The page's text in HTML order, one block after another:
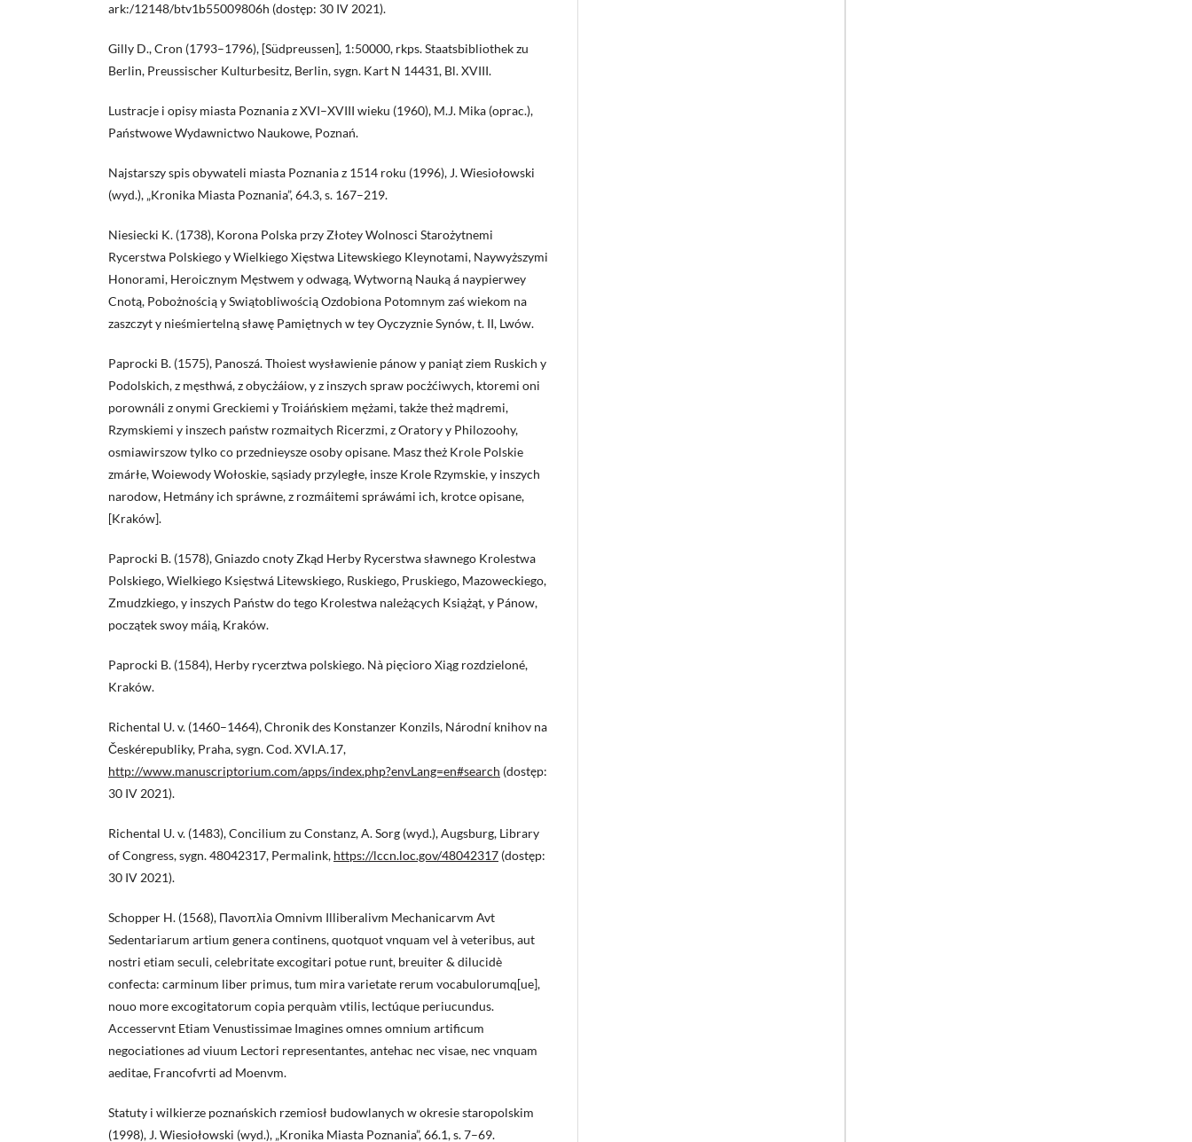
ark:/12148/btv1b55009806h (dostęp: 30 IV 2021).
Gilly D., Cron (1793–1796), [Südpreussen], 1:50000, rkps. Staatsbibliothek zu
Berlin, Preussischer Kulturbesitz, Berlin, sygn. Kart N 14431, Bl. XVIII.
Lustracje i opisy miasta Poznania z XVI–XVIII wieku (1960), M.J. Mika (oprac.),
Państwowe Wydawnictwo Naukowe, Poznań.
Najstarszy spis obywateli miasta Poznania z 1514 roku (1996), J. Wiesiołowski
(wyd.), „Kronika Miasta Poznania”, 64.3, s. 167–219.
Niesiecki K. (1738), Korona Polska przy Złotey Wolnosci Starożytnemi
Rycerstwa Polskiego y Wielkiego Xięstwa Litewskiego Kleynotami, Naywyższymi
Honorami, Heroicznym Męstwem y odwagą, Wytworną Nauką á naypierwey
Cnotą, Pobożnością y Swiątobliwością Ozdobiona Potomnym zaś wiekom na
zaszczyt y nieśmiertelną sławę Pamiętnych w tey Oyczyznie Synów, t. II, Lwów.
Paprocki B. (1575), Panoszá. Thoiest wysławienie pánow y paniąt ziem Ruskich y
Podolskich, z męsthwá, z obycżáiow, y z inszych spraw pocżćiwych, ktoremi oni
porownáli z onymi Greckiemi y Troiáńskiem mężami, także theż mądremi,
Rzymskiemi y inszech państw rozmaitych Ricerzmi, z Oratory y Philozoohy,
osmiawirszow tylko co przednieysze osoby opisane. Masz theż Krole Polskie
zmárłe, Woiewody Wołoskie, sąsiady przyległe, insze Krole Rzymskie, y inszych
narodow, Hetmány ich spráwne, z rozmáitemi spráwámi ich, krotce opisane,
[Kraków].
Paprocki B. (1578), Gniazdo cnoty Zkąd Herby Rycerstwa sławnego Krolestwa
Polskiego, Wielkiego Księstwá Litewskiego, Ruskiego, Pruskiego, Mazoweckiego,
Zmudzkiego, y inszych Państw do tego Krolestwa należących Książąt, y Pánow,
początek swoy máią, Kraków.
Paprocki B. (1584), Herby rycerztwa polskiego. Nà pięcioro Xiąg rozdzieloné,
Kraków.
Richental U. v. (1460–1464), Chronik des Konstanzer Konzils, Národní knihov na
Českérepubliky, Praha, sygn. Cod. XVI.A.17,
http://www.manuscriptorium.com/apps/index.php?envLang=en#search (dostęp:
30 IV 2021).
Richental U. v. (1483), Concilium zu Constanz, A. Sorg (wyd.), Augsburg, Library
of Congress, sygn. 48042317, Permalink, https://lccn.loc.gov/48042317 (dostęp:
30 IV 2021).
Schopper H. (1568), Πaνoπλia Omnivm Illiberalivm Mechanicarvm Avt
Sedentariarum artium genera continens, quotquot vnquam vel à veteribus, aut
nostri etiam seculi, celebritate excogitari potue runt, breuiter & dilucidè
confecta: carminum liber primus, tum mira varietate rerum vocabulorumq[ue],
nouo more excogitatorum copia perquàm vtilis, lectúque periucundus.
Accesservnt Etiam Venustissimae Imagines omnes omnium artificum
negociationes ad viuum Lectori representantes, antehac nec visae, nec vnquam
aeditae, Francofvrti ad Moenvm.
Statuty i wilkierze poznańskich rzemiosł budowlanych w okresie staropolskim
(1998), J. Wiesiołowski (wyd.), „Kronika Miasta Poznania”, 66.1, s. 7–69.